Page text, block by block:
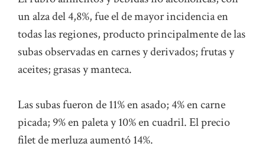
un alza del 4,8%, fue el de mayor incidencia en
todas las regiones, producto principalmente de las
subas observadas en carnes y derivados; frutas y
aceites; grasas y manteca.
Las subas fueron de 11% en asado; 4% en carne
picada; 9% en paleta y 10% en cuadril. El precio
filet de merluza aumentó 14%.